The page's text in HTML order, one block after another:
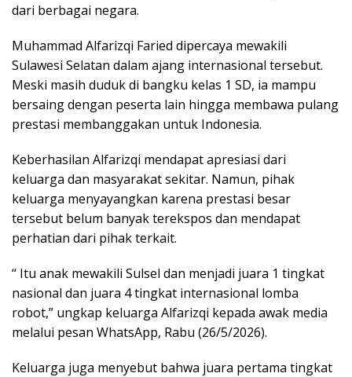
dari berbagai negara.
Muhammad Alfarizqi Faried dipercaya mewakili
Sulawesi Selatan dalam ajang internasional tersebut.
Meski masih duduk di bangku kelas 1 SD, ia mampu
bersaing dengan peserta lain hingga membawa pulang
prestasi membanggakan untuk Indonesia.
Keberhasilan Alfarizqi mendapat apresiasi dari
keluarga dan masyarakat sekitar. Namun, pihak
keluarga menyayangkan karena prestasi besar
tersebut belum banyak terekspos dan mendapat
perhatian dari pihak terkait.
“ Itu anak mewakili Sulsel dan menjadi juara 1 tingkat
nasional dan juara 4 tingkat internasional lomba
robot,” ungkap keluarga Alfarizqi kepada awak media
melalui pesan WhatsApp, Rabu (26/5/2026).
Keluarga juga menyebut bahwa juara pertama tingkat